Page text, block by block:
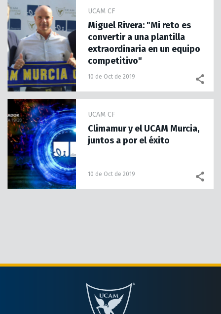
UCAM CF
Miguel Rivera: "Mi reto es
convertir a una plantilla
extraordinaria en un equipo
competitivo"
10 de Oct de 2019
UCAM CF
Climamur y el UCAM Murcia,
juntos a por el éxito
10 de Oct de 2019